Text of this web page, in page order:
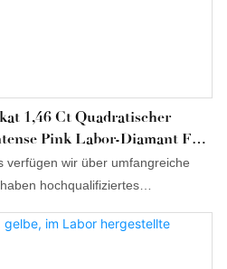
1,46 Ct Quadratischer
Pink Labor-Diamant Für
verfügen wir über umfangreiche
hochqualifiziertes
Edelsteine ​​ist der Tianyu Lab
1,46 ct große, quadratisch